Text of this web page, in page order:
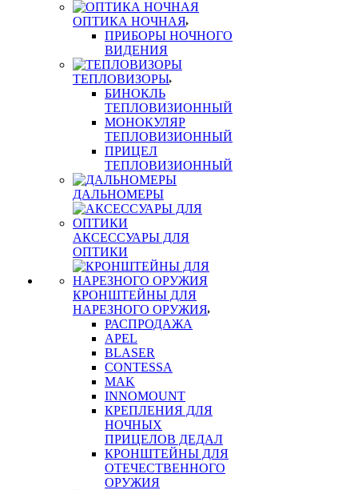
ОПТИКА НОЧНАЯ
ПРИБОРЫ НОЧНОГО
ВИДЕНИЯ
ТЕПЛОВИЗОРЫ
БИНОКЛЬ
ТЕПЛОВИЗИОННЫЙ
МОНОКУЛЯР
ТЕПЛОВИЗИОННЫЙ
ПРИЦЕЛ
ТЕПЛОВИЗИОННЫЙ
ДАЛЬНОМЕРЫ
АКСЕССУАРЫ ДЛЯ
ОПТИКИ
КРОНШТЕЙНЫ ДЛЯ
НАРЕЗНОГО ОРУЖИЯ
РАСПРОДАЖА
APEL
BLASER
CONTESSA
MAK
INNOMOUNT
КРЕПЛЕНИЯ ДЛЯ
НОЧНЫХ
ПРИЦЕЛОВ ДЕДАЛ
КРОНШТЕЙНЫ ДЛЯ
ОТЕЧЕСТВЕННОГО
ОРУЖИЯ